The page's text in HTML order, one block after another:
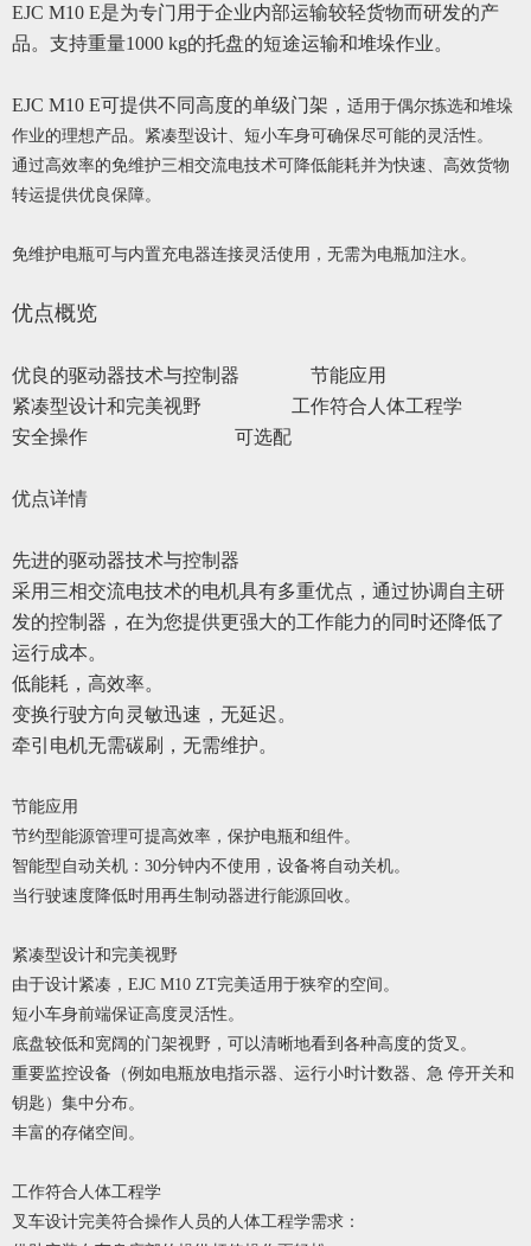
EJC M10 E是为专门用于企业内部运输较轻货物而研发的产
品。支持重量1000 kg的托盘的短途运输和堆垛作业。
EJC M10 E可提供不同高度的单级门架， 适用于偶尔拣选和堆垛
作业的理想产品。紧凑型设计、短小车身可确保尽可能的灵活性。
通过高效率的免维护三相交流电技术可降低能耗并为快速、高效货物
转运提供优良保障。
免维护电瓶可与内置充电器连接灵活使用，无需为电瓶加注水。
优点概览
优良的驱动器技术与控制器 节能应用
紧凑型设计和完美视野 工作符合人体工程学
安全操作 可选配
优点详情
先进的驱动器技术与控制器
采用三相交流电技术的电机具有多重优点，通过协调自主研
发的控制器，在为您提供更强大的工作能力的同时还降低了
运行成本。
低能耗，高效率。
变换行驶方向灵敏迅速，无延迟。
牵引电机无需碳刷，无需维护。
节能应用
节约型能源管理可提高效率，保护电瓶和组件。
智能型自动关机：30分钟内不使用，设备将自动关机。
当行驶速度降低时用再生制动器进行能源回收。
紧凑型设计和完美视野
由于设计紧凑，EJC M10 ZT完美适用于狭窄的空间。
短小车身前端保证高度灵活性。
底盘较低和宽阔的门架视野，可以清晰地看到各种高度的货叉。
重要监控设备（例如电瓶放电指示器、运行小时计数器、急 停开关和
钥匙）集中分布。
丰富的存储空间。
工作符合人体工程学
叉车设计完美符合操作人员的人体工程学需求：